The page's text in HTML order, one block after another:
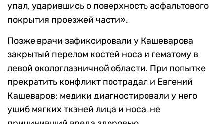
упал, ударившись о поверхность асфальтового
покрытия проезжей части».
Позже врачи зафиксировали у Кашеварова
закрытый перелом костей носа и гематому в
левой окологлазничной области. При попытке
прекратить конфликт пострадал и Евгений
Кашеваров: медики диагностировали у него
ушиб мягких тканей лица и носа, не